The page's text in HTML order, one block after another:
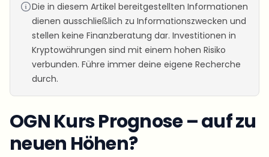
Die in diesem Artikel bereitgestellten Informationen
dienen ausschließlich zu Informationszwecken und
stellen keine Finanzberatung dar. Investitionen in
Kryptowährungen sind mit einem hohen Risiko
verbunden. Führe immer deine eigene Recherche
durch.
OGN Kurs Prognose – auf zu
neuen Höhen?